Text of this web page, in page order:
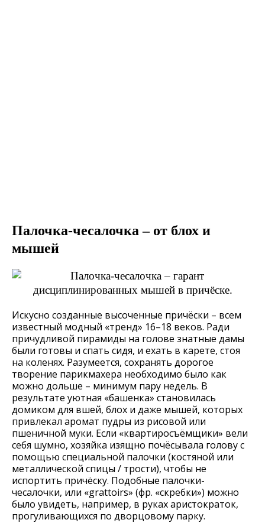
Палочка-чесалочка – от блох и
мышей
Искусно созданные высоченные причёски – всем
известный модный «тренд» 16–18 веков. Ради
причудливой пирамиды на голове знатные дамы
были готовы и спать сидя, и ехать в карете, стоя
на коленях. Разумеется, сохранять дорогое
творение парикмахера необходимо было как
можно дольше – минимум пару недель. В
результате уютная «башенка» становилась
домиком для вшей, блох и даже мышей, которых
привлекал аромат пудры из рисовой или
пшеничной муки. Если «квартиросъёмщики» вели
себя шумно, хозяйка изящно почёсывала голову с
помощью специальной палочки (костяной или
металлической спицы / трости), чтобы не
испортить причёску. Подобные палочки-
чесалочки, или «grattoirs» (фр. «скребки») можно
было увидеть, например, в руках аристократок,
прогуливающихся по дворцовому парку.